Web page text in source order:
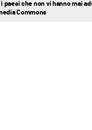
paesi che non vi hanno mai
Commons